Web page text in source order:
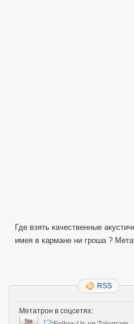
Где взять качественные
имея в кармане ни гроша ?
RSS
Метатрон в соцсетях: